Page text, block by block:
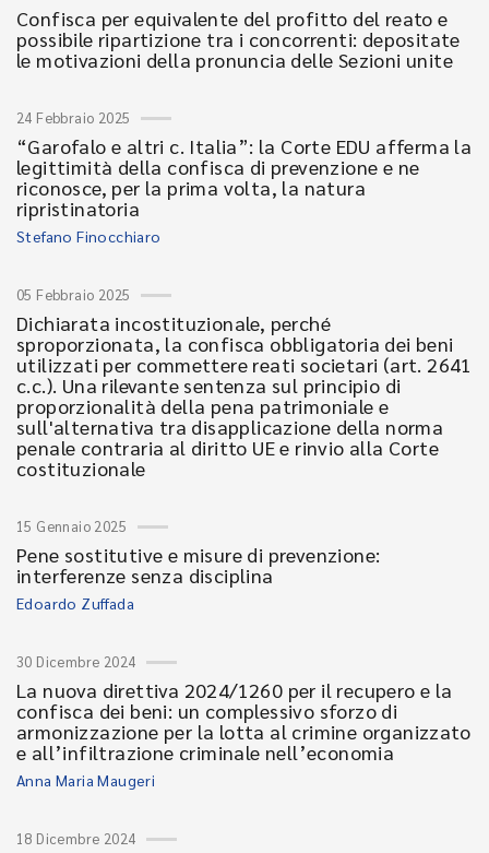
Confisca per equivalente del profitto del reato e
possibile ripartizione tra i concorrenti: depositate
le motivazioni della pronuncia delle Sezioni unite
24 Febbraio 2025
“Garofalo e altri c. Italia”: la Corte EDU afferma la
legittimità della confisca di prevenzione e ne
riconosce, per la prima volta, la natura
ripristinatoria
Stefano Finocchiaro
05 Febbraio 2025
Dichiarata incostituzionale, perché
sproporzionata, la confisca obbligatoria dei beni
utilizzati per commettere reati societari (art. 2641
c.c.). Una rilevante sentenza sul principio di
proporzionalità della pena patrimoniale e
sull'alternativa tra disapplicazione della norma
penale contraria al diritto UE e rinvio alla Corte
costituzionale
15 Gennaio 2025
Pene sostitutive e misure di prevenzione:
interferenze senza disciplina
Edoardo Zuffada
30 Dicembre 2024
La nuova direttiva 2024/1260 per il recupero e la
confisca dei beni: un complessivo sforzo di
armonizzazione per la lotta al crimine organizzato
e all’infiltrazione criminale nell’economia
Anna Maria Maugeri
18 Dicembre 2024